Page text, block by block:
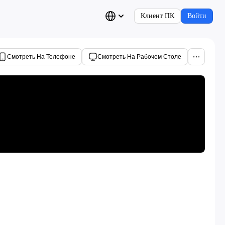
Клиент ПК Войти
Смотреть На Телефоне Смотреть На Рабочем Столе